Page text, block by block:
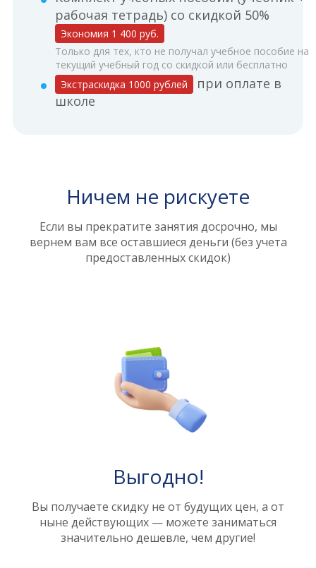
рабочая тетрадь) со скидкой 50%
Экономия 1 400 руб.
Только для тех, кто не получал учебное пособие на
текущий учебный год со скидкой или бесплатно
Экстраскидка 1000 рублей
при оплате в
школе
Ничем не рискуете
Если вы прекратите занятия досрочно, мы
вернем вам все оставшиеся деньги (без учета
предоставленных скидок)
Выгодно!
Вы получаете скидку не от будущих цен, а от
ныне действующих — можете заниматься
значительно дешевле, чем другие!